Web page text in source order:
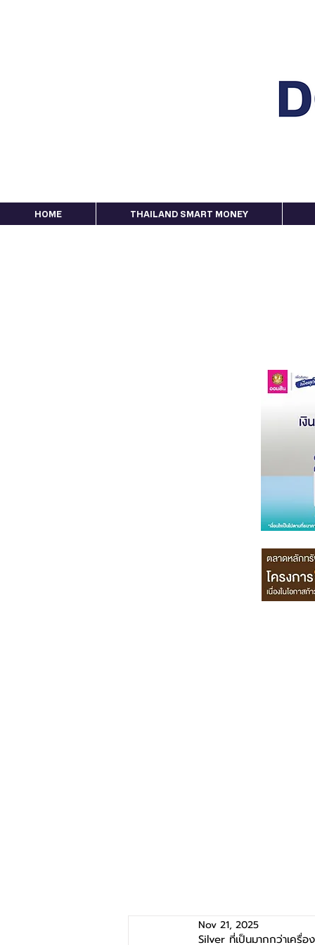
HOME THAILAND SMART MONEY
Silver ที่เป็นมากกว่าเครื่
Nov 21, 2025